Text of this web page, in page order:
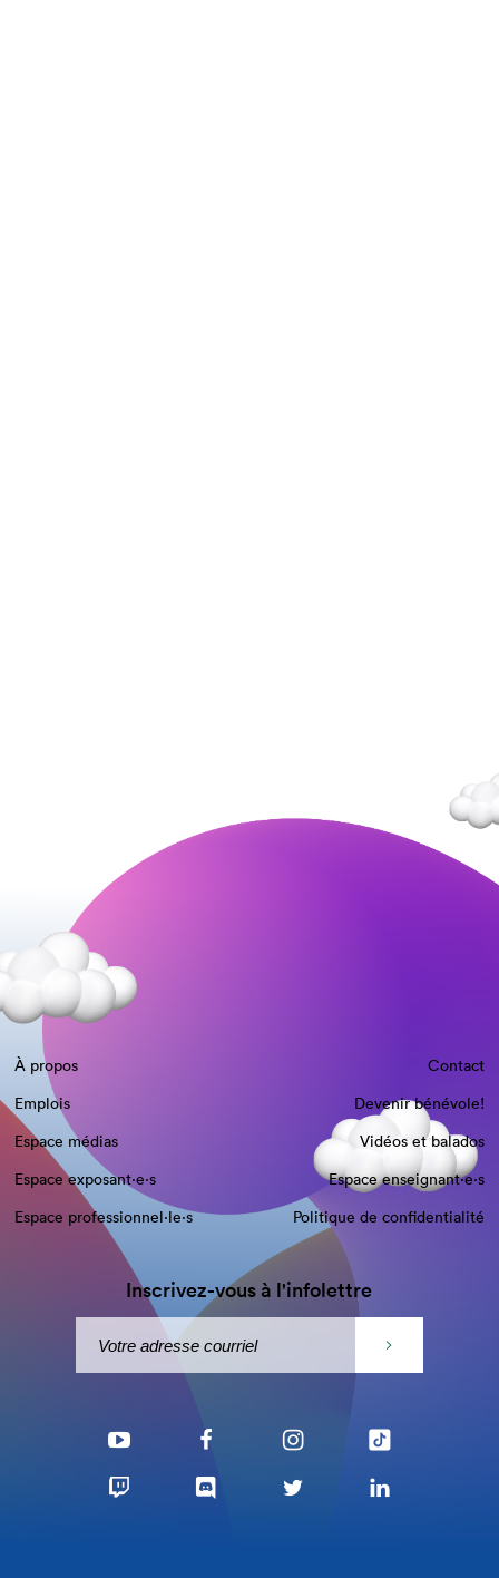
À propos
Contact
Emplois
Devenir bénévole!
Espace médias
Vidéos et balados
Espace exposant·e⋅s
Espace enseignant·e⋅s
Espace professionnel·le⋅s
Politique de confidentialité
Inscrivez-vous à l'infolettre